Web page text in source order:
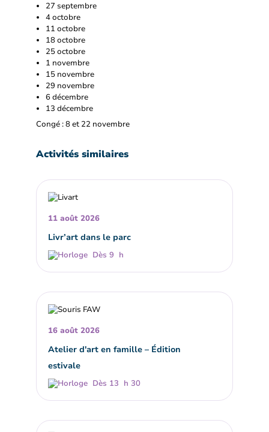
27 septembre
4 octobre
11 octobre
18 octobre
25 octobre
1 novembre
15 novembre
29 novembre
6 décembre
13 décembre
Congé : 8 et 22 novembre
Activités similaires
11 août 2026
Livr’art dans le parc
Dès 9 h
16 août 2026
Atelier d'art en famille – Édition
estivale
Dès 13 h 30